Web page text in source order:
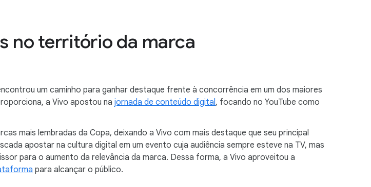
no território da marca
um caminho para ganhar destaque frente à concorrência em um dos maiores
a Vivo apostou na jornada de conteúdo digital, focando no YouTube como
mais lembradas da Copa, deixando a Vivo com mais destaque que seu principal
apostar na cultura digital em um evento cuja audiência sempre esteve na TV, mas
para o aumento da relevância da marca. Dessa forma, a Vivo aproveitou a
para alcançar o público.